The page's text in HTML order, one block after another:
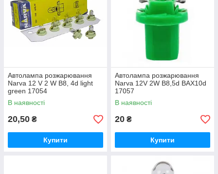
Автолампа розжарювання
Narva 12 V 2 W B8, 4d light
green 17054
В наявності
20,50 ₴
Купити
Автолампа розжарювання
Narva 12V 2W B8,5d BAX10d
17057
В наявності
20 ₴
Купити